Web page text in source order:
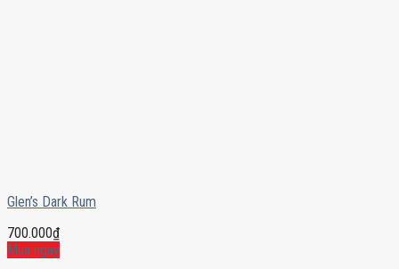
Glen’s Dark Rum
700.000₫
Mua ngay